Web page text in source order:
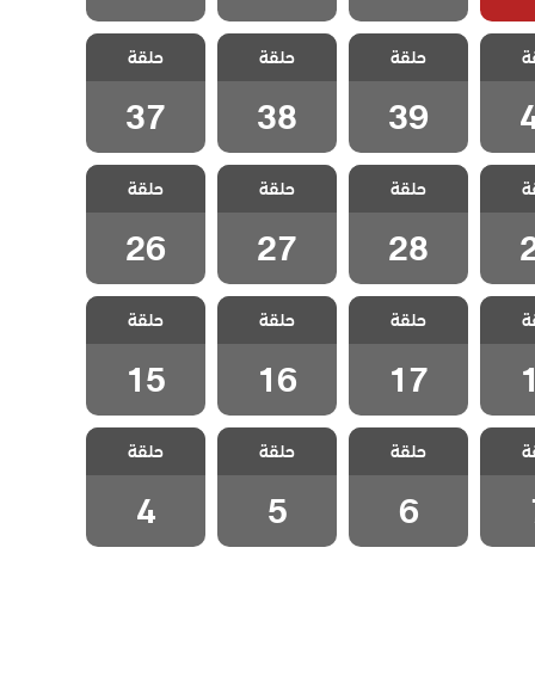
مسلسل اتصل
بوكيلي مدبلج
الحلقة 39
حلقة
39
مسلسل اتصل
بوكيلي مدبلج
الحلقة 38
حلقة
38
مسلسل اتصل
بوكيلي مدبلج
الحلقة 37
حلقة
37
مسلسل اتصل
بوكيلي مدبلج
الحلقة 28
حلقة
28
مسلسل اتصل
بوكيلي مدبلج
الحلقة 27
حلقة
27
مسلسل اتصل
بوكيلي مدبلج
الحلقة 26
حلقة
26
مسلسل اتصل
بوكيلي مدبلج
الحلقة 17
حلقة
17
مسلسل اتصل
بوكيلي مدبلج
الحلقة 16
حلقة
16
مسلسل اتصل
بوكيلي مدبلج
الحلقة 15
حلقة
15
7
مسلسل اتصل
بوكيلي مدبلج
الحلقة 6
حلقة
6
مسلسل اتصل
بوكيلي مدبلج
الحلقة 5
حلقة
5
مسلسل اتصل
بوكيلي مدبلج
الحلقة 4
حلقة
4